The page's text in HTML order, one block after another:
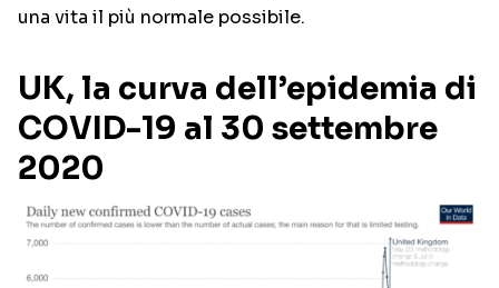
una vita il più normale possibile.
UK, la curva dell’epidemia di
COVID-19 al 30 settembre
2020